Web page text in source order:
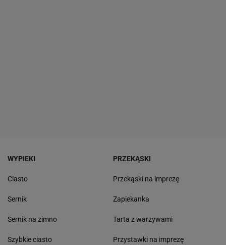
WYPIEKI
Ciasto
Sernik
Sernik na zimno
Szybkie ciasto
PRZEKĄSKI
Przekąski na imprezę
Zapiekanka
Tarta z warzywami
Przystawki na imprezę